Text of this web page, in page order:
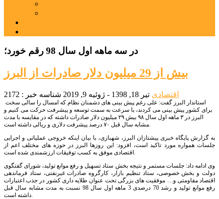
در سه ماهه اول سال 98 رقم خورد؛
بیش از 29 میلیون دلار صادرات از البرز
اقتصادی تیر 18, 1398 - ژوئیه 9, 2019 شناسه خبر : 2172
برای کشور پیش بینی می کردند، با سرعت به سمت توسعه و پیشرفت حرکت می کنیم و
البرز در ۳ ماهه اول سال ۹۸ بیش ۲۹ میلیون دلار صادرات داشته که در مقایسه با مدت
مشابه سال قبل ۷۰ درصد پیشرفت دلاری و ریالی داشته است.
به گزارش پایگاه خبری پیشتازان البرز، شهبازی، با بیان اینکه خروجی عملیاتی و اجرایی
جلسات همواره مورد تاکید است، افزود: این روزها البرز در حوزه های مختلف اعم از
اقتصادی موفق به کسب توفیقات ارزشمندی شده است.
وی ادامه داد: جلسات مستمر و نتیجه بخش ستاد تسهیل و رفع موانع تولید، شورای گفتگوی
دولت و بخش خصوصی، ستاد تنظیم بازار، کارگروه صادرات غیرنفتی، ستاد فرماندهی
اقتصاد مقاومتی و… موفقیت های بزرگی تحت عنوان طلایه داری کشور در جذب اعتبارات
رفع موانع تولید و رشد 70 درصدی 3 ماهه اول سال 98 نسبت به مدت مشابه سال قبل
داشته است.